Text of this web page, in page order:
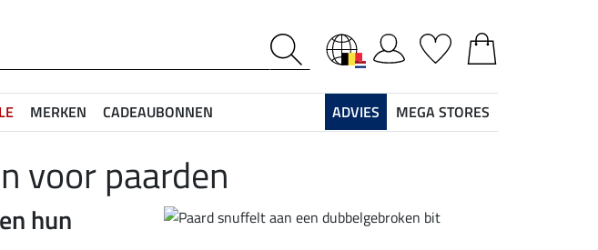
MERKEN CADEAUBONNEN ADVIES MEGA STORES
voor paarden
hun